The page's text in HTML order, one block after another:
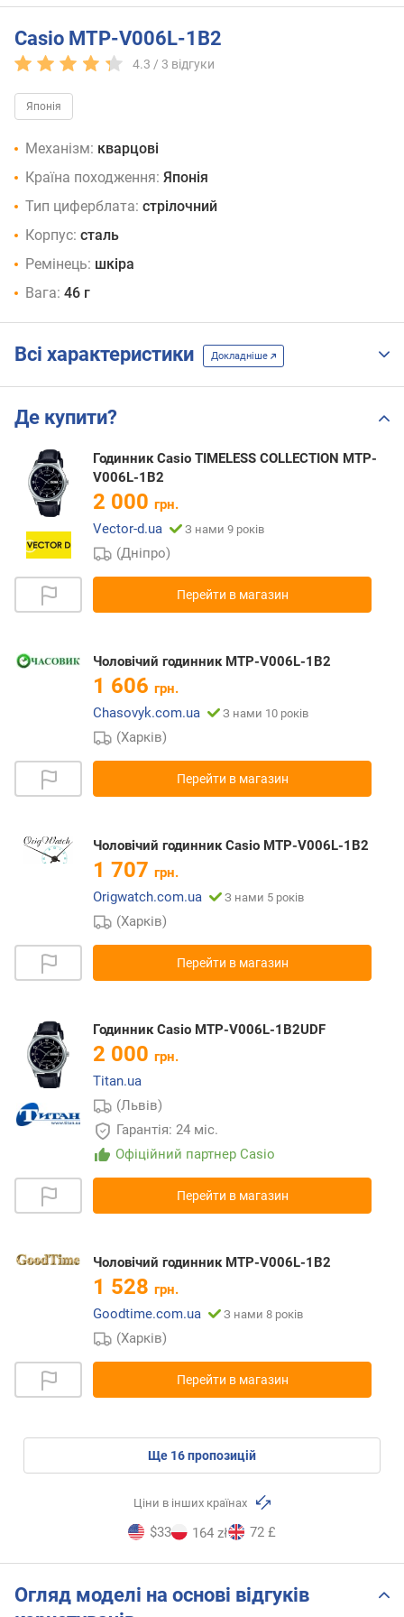
Casio MTP-V006L-1B2
4.3 / 3 відгуки
Японія
Механізм: кварцові
Країна походження: Японія
Тип циферблата: стрілочний
Корпус: сталь
Ремінець: шкіра
Вага: 46 г
Всі характеристики Докладніше
Де купити?
Годинник Casio TIMELESS COLLECTION MTP-
V006L-1B2
2 000 грн.
Vector-d.ua
З нами 9 років
(Дніпро)
Перейти в магазин
Чоловічий годинник MTP-V006L-1B2
1 606 грн.
Chasovyk.com.ua
З нами 10 років
(Харків)
Перейти в магазин
Чоловічий годинник Casio MTP-V006L-1B2
1 707 грн.
Origwatch.com.ua
З нами 5 років
(Харків)
Перейти в магазин
Годинник Casio MTP-V006L-1B2UDF
2 000 грн.
Titan.ua
(Львів)
Гарантія: 24 міс.
Офіційний партнер Casio
Перейти в магазин
Чоловічий годинник MTP-V006L-1B2
1 528 грн.
Goodtime.com.ua
З нами 8 років
(Харків)
Перейти в магазин
ще 16пропозицій
Ціни в інших країнах
$33 164 zł 72 £
Огляд моделі на основі відгуків